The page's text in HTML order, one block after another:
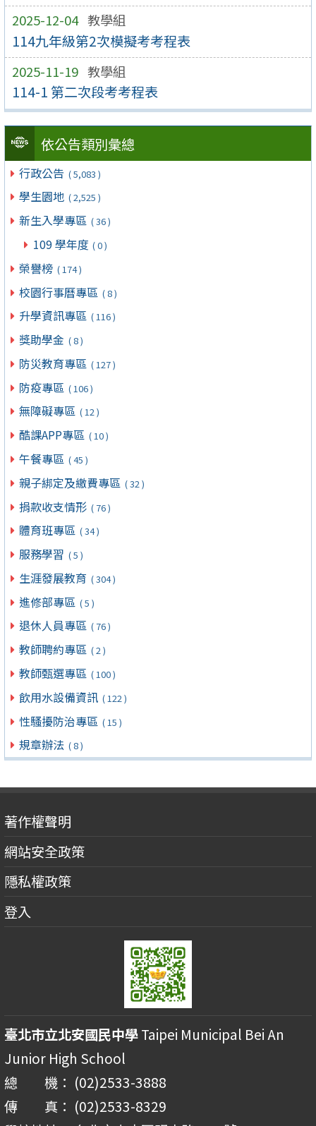
2025-12-04 教學組
114九年級第2次模擬考考程表
2025-11-19 教學組
114-1 第二次段考考程表
依公告類別彙總
行政公告 ( 5,083 )
學生園地 ( 2,525 )
新生入學專區 ( 36 )
109 學年度 ( 0 )
榮譽榜 ( 174 )
校園行事曆專區 ( 8 )
升學資訊專區 ( 116 )
獎助學金 ( 8 )
防災教育專區 ( 127 )
防疫專區 ( 106 )
無障礙專區 ( 12 )
酷課APP專區 ( 10 )
午餐專區 ( 45 )
親子綁定及繳費專區 ( 32 )
捐款收支情形 ( 76 )
體育班專區 ( 34 )
服務學習 ( 5 )
生涯發展教育 ( 304 )
進修部專區 ( 5 )
退休人員專區 ( 76 )
教師聘約專區 ( 2 )
教師甄選專區 ( 100 )
飲用水設備資訊 ( 122 )
性騷擾防治專區 ( 15 )
規章辦法 ( 8 )
著作權聲明
網站安全政策
隱私權政策
登入
臺北市立北安國民中學Taipei Municipal Bei An
Junior High School
總 機： (02)2533-3888
傳 真： (02)2533-8329